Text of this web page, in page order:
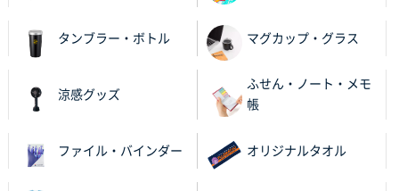
のしメモ100P800枚
のし文言が変更できたのと価格。
ワンポイント箔押し紙袋 Sサイズ(A5対応)100枚
タンブラー・ボトル マグカップ・グラス
涼感グッズ
ふせん・ノート・メモ
帳
ファイル・バインダー オリジナルタオル